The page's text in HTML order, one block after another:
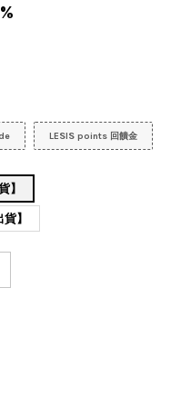
LESIS points 回饋金
】
】